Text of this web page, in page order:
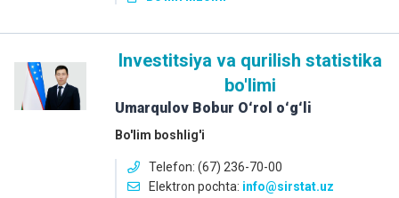
Investitsiya va qurilish statistika
bo'limi
Umarqulov Bobur Oʻrol oʻgʻli
Bo'lim boshlig'i
Telefon: (67) 236-70-00
Elektron pochta: info@sirstat.uz